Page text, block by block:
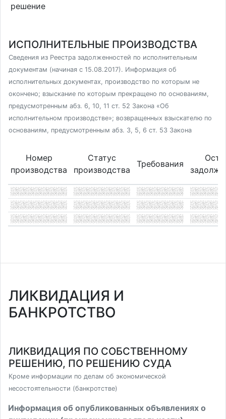
решение
ИСПОЛНИТЕЛЬНЫЕ ПРОИЗВОДСТВА
Сведения из Реестра задолженностей по исполнительным
документам (начиная с 15.08.2017). Информация об
исполнительных документах, производство по которым не
окончено; взыскание по которым прекращено по основаниям,
предусмотренным абз. 6, 10, 11 ст. 52 Закона «Об
исполнительном производстве»; возвращенных взыскателю по
основаниям, предусмотренным абз. 3, 5, 6 ст. 53 Закона
Номер
производства
Статус
производства
Требования
ЛИКВИДАЦИЯ И
БАНКРОТСТВО
ЛИКВИДАЦИЯ ПО СОБСТВЕННОМУ
РЕШЕНИЮ, ПО РЕШЕНИЮ СУДА
Кроме информации по делам об экономической
несостоятельности (банкротстве)
Информация об опубликованных объявлениях о